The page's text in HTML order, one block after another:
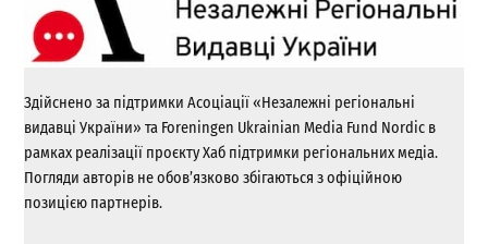
Здійснено за підтримки Асоціації «Незалежні регіональні
видавці України» та Foreningen Ukrainian Media Fund Nordic в
рамках реалізації проєкту Хаб підтримки регіональних медіа.
Погляди авторів не обов’язково збігаються з офіційною
позицією партнерів.